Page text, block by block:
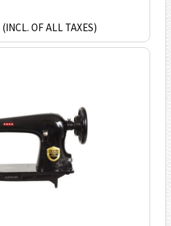
(INCL. OF ALL TAXES)